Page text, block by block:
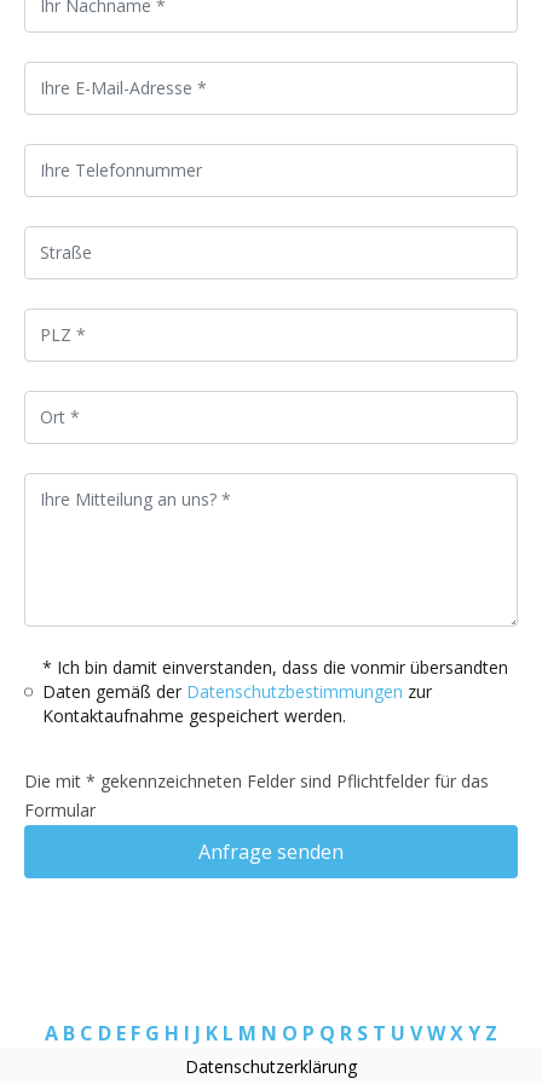
* Ich bin damit einverstanden, dass die vonmir übersandten
Daten gemäß der Datenschutzbestimmungen zur
Kontaktaufnahme gespeichert werden.
Die mit * gekennzeichneten Felder sind Pflichtfelder für das
Formular
Anfrage senden
A B C D E F G H I J K L M N O P Q R S T U VWXY Z
Datenschutzerklärung